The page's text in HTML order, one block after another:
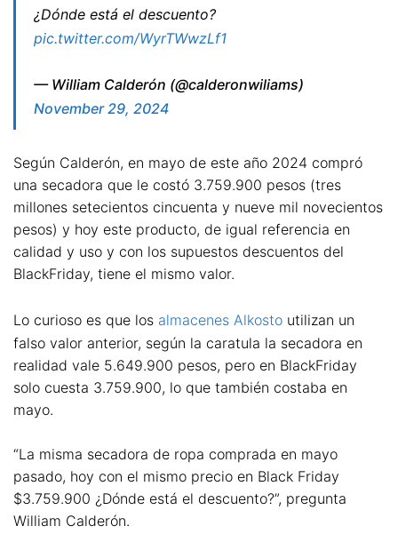
¿Dónde está el descuento?
pic.twitter.com/WyrTWwzLf1
— William Calderón (@calderonwiliams)
November 29, 2024
Según Calderón, en mayo de este año 2024 compró
una secadora que le costó 3.759.900 pesos (tres
millones setecientos cincuenta y nueve mil novecientos
pesos) y hoy este producto, de igual referencia en
calidad y uso y con los supuestos descuentos del
BlackFriday, tiene el mismo valor.
Lo curioso es que los almacenes Alkosto utilizan un
falso valor anterior, según la caratula la secadora en
realidad vale 5.649.900 pesos, pero en BlackFriday
solo cuesta 3.759.900, lo que también costaba en
mayo.
“La misma secadora de ropa comprada en mayo
pasado, hoy con el mismo precio en Black Friday
$3.759.900 ¿Dónde está el descuento?”, pregunta
William Calderón.